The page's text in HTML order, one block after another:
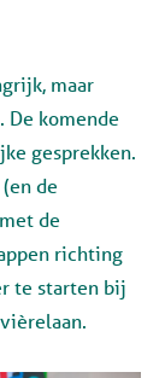
maar
De komende
gesprekken.
de
de
richting
te starten bij